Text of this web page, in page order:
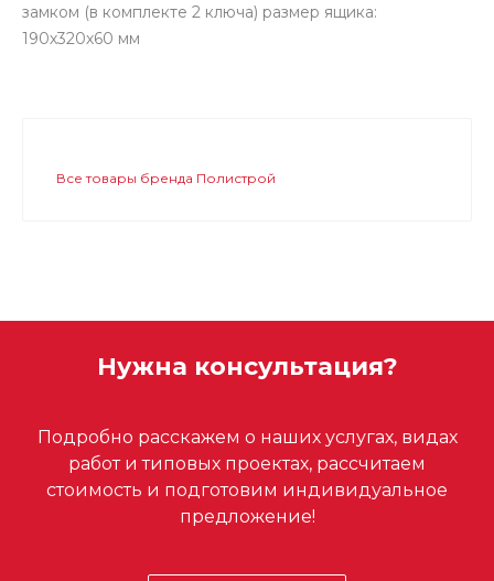
замком (в комплекте 2 ключа) размер ящика:
190х320х60 мм
Все товары бренда Полистрой
Нужна консультация?
Подробно расскажем о наших услугах, видах
работ и типовых проектах, рассчитаем
стоимость и подготовим индивидуальное
предложение!